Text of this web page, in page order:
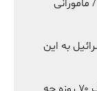
به این